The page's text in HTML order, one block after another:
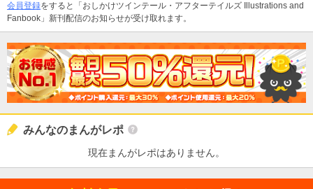
会員登録をすると「おしかけツインテール・アフターテイルズ Illustrations and
Fanbook」新刊配信のお知らせが受け取れます。
みんなのまんがレポ
現在まんがレポはありません。